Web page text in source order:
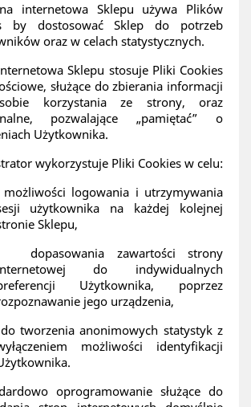
internetowa Sklepu używa Plików
by dostosować Sklep do potrzeb
oraz w celach statystycznych.
Sklepu stosuje Pliki Cookies
służące do zbierania informacji
korzystania ze strony, oraz
pozwalające „pamiętać” o
Użytkownika.
wykorzystuje Pliki Cookies w celu:
możliwości logowania i utrzymywania
użytkownika na każdej kolejnej
Sklepu,
dopasowania zawartości strony
do indywidualnych
Użytkownika, poprzez
jego urządzenia,
do tworzenia anonimowych statystyk z
możliwości identyfikacji
oprogramowanie służące do